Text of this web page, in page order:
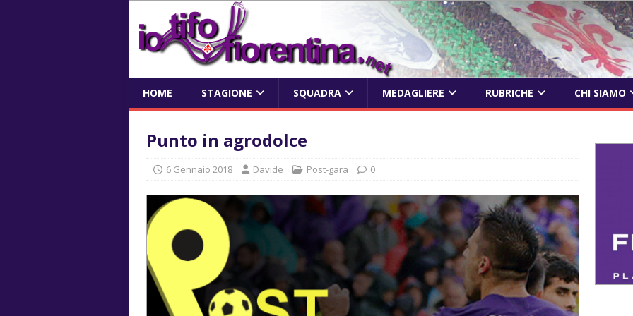
HOME STAGIONE SQUADRA MEDAGLIERE RUBRICHE CHI SIAMO
Punto in agrodolce
6 Gennaio 2018 Davide Post-gara 0